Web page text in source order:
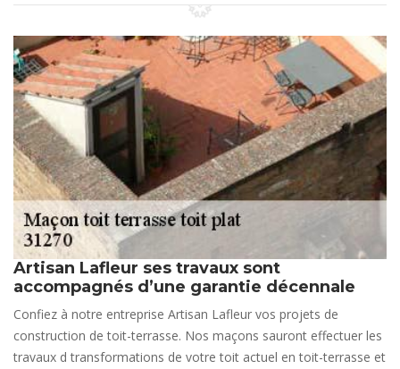
Artisan Lafleur ses travaux sont
accompagnés d’une garantie décennale
Confiez à notre entreprise Artisan Lafleur vos projets de
construction de toit-terrasse. Nos maçons sauront effectuer les
travaux d transformations de votre toit actuel en toit-terrasse et